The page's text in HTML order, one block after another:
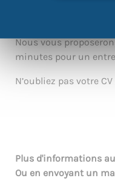
Nous vous
minutes pour un
N’oubliez pas votre CV
Plus d'informations au
Ou en envoyant un